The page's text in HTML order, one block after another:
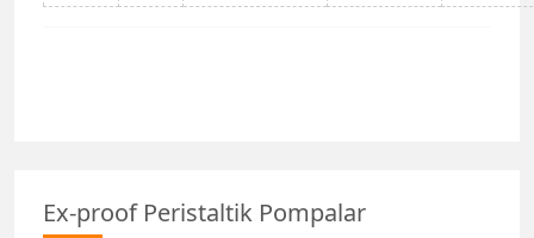
Ex-proof Peristaltik Pompalar